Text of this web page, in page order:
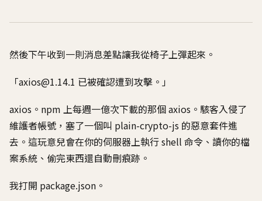
然後下午收到一則消息差點讓我從椅子上彈起來。
「axios@1.14.1 已被確認遭到攻擊。」
axios。npm 上每週一億次下載的那個 axios。駭客入侵了
維護者帳號，塞了一個叫 plain-crypto-js 的惡意套件進
去。這玩意兒會在你的伺服器上執行 shell 命令、讀你的檔
案系統、偷完東西還自動刪痕跡。
我打開 package.json。